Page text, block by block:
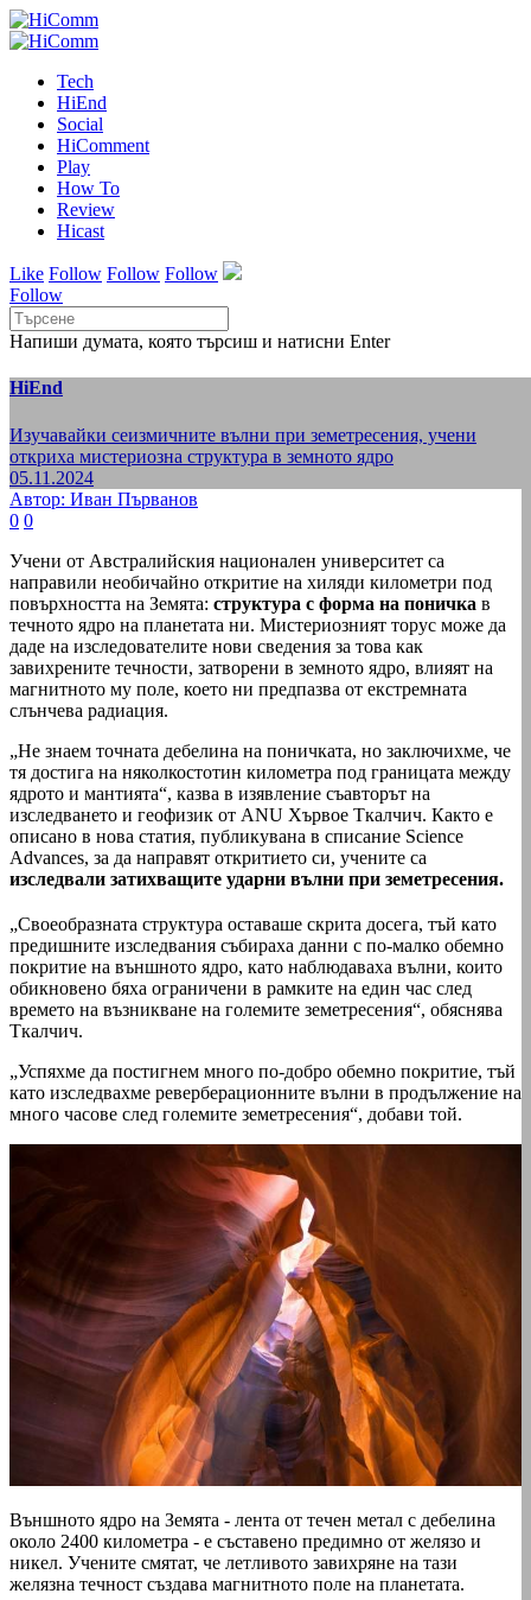
Tech
HiEnd
Social
HiComment
Play
How To
Review
Hicast
Like Follow Follow Follow
Follow
Напиши думата, която търсиш и натисни Enter
HiEnd
Изучавайки сеизмичните вълни при земетресения, учени
откриха мистериозна структура в земното ядро
05.11.2024
Автор: Иван Първанов
0 0
Учени от Австралийския национален университет са
направили необичайно откритие на хиляди километри под
повърхността на Земята: структура с форма на поничка в
течното ядро на планетата ни. Мистериозният торус може да
даде на изследователите нови сведения за това как
завихрените течности, затворени в земното ядро, влияят на
магнитното му поле, което ни предпазва от екстремната
слънчева радиация.
„Не знаем точната дебелина на поничката, но заключихме, че
тя достига на няколкостотин километра под границата между
ядрото и мантията“, казва в изявление съавторът на
изследването и геофизик от ANU Хървое Ткалчич. Както е
описано в нова статия, публикувана в списание Science
Advances, за да направят откритието си, учените са
изследвали затихващите ударни вълни при земетресения.
„Своеобразната структура оставаше скрита досега, тъй като
предишните изследвания събираха данни с по-малко обемно
покритие на външното ядро, като наблюдаваха вълни, които
обикновено бяха ограничени в рамките на един час след
времето на възникване на големите земетресения“, обяснява
Ткалчич.
„Успяхме да постигнем много по-добро обемно покритие, тъй
като изследвахме реверберационните вълни в продължение на
много часове след големите земетресения“, добави той.
Външното ядро на Земята - лента от течен метал с дебелина
около 2400 километра - е съставено предимно от желязо и
никел. Учените смятат, че летливото завихряне на тази
желязна течност създава магнитното поле на планетата.